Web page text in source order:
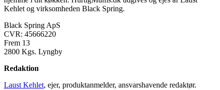
Kehlet og virksomheden Black Spring.
Black Spring ApS
CVR: 45666220
Frem 13
2800 Kgs. Lyngby
Redaktion
Laust Kehlet, ejer, produktanmelder, ansvarshavende redaktør.